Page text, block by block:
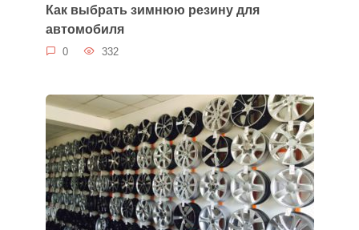
Как выбрать зимнюю резину для
автомобиля
0 332